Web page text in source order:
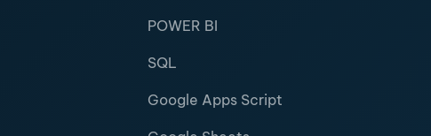
POWER BI
SQL
Google Apps Script